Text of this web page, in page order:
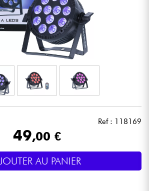
Ref : 118169
49,00 €
AU PANIER